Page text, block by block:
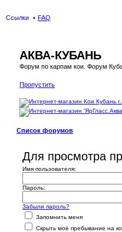
Ссылки FAQ
АКВА-КУБАНЬ
Форум по карпам кои. Форум
Пропустить
Список форумов
Для просмотра
Имя пользователя:
Пароль:
Забыли пароль?
Запомнить меня
Скрыть моё пребывание на